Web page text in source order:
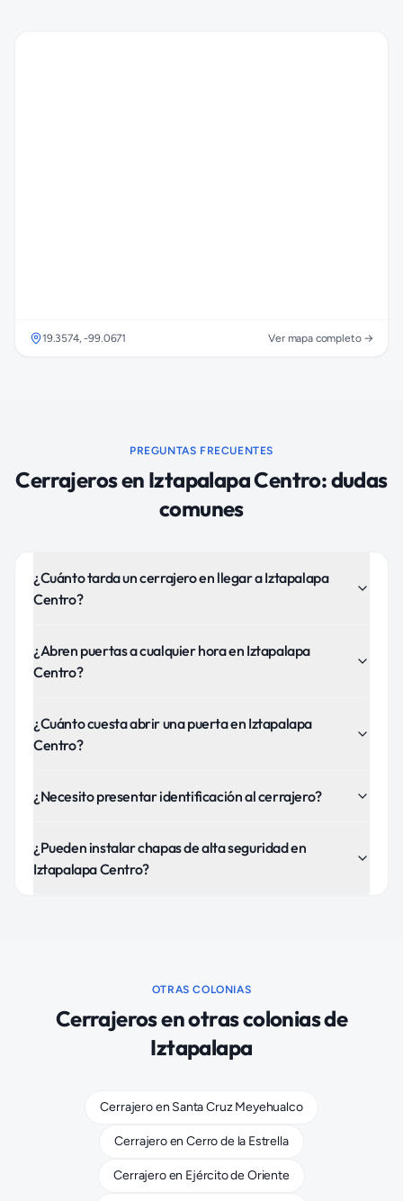
19.3574,-99.0671 Ver mapa completo →
PREGUNTAS FRECUENTES
Cerrajerosen Iztapalapa Centro: dudas
comunes
¿Cuánto tarda un cerrajero en llegar a Iztapalapa
Centro?
¿Abren puertas a cualquier hora en Iztapalapa
Centro?
¿Cuánto cuesta abrir una puerta en Iztapalapa
Centro?
¿Necesito presentar identificación al cerrajero?
¿Pueden instalar chapas de alta seguridad en
Iztapalapa Centro?
OTRAS COLONIAS
Cerrajerosen otras colonias de
Iztapalapa
Cerrajeroen Santa Cruz Meyehualco
CerrajeroenCerro de la Estrella
Cerrajeroen Ejército de Oriente